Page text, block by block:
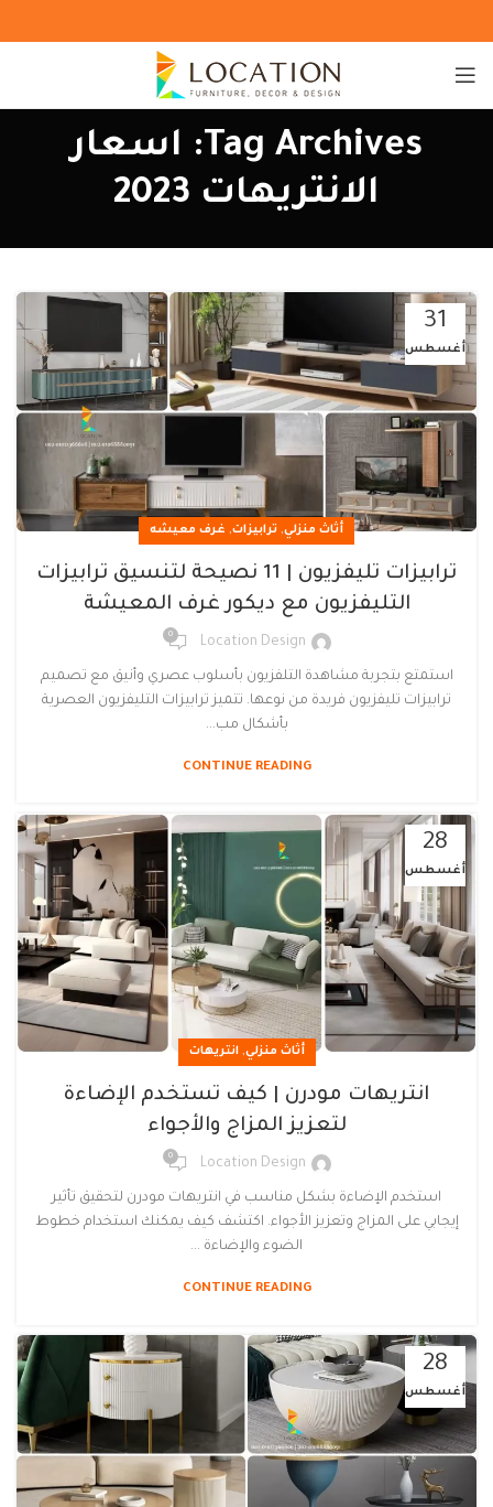
Tag Archives: اسعار
الانتريهات 2023
31
أغسطس
أثاث منزلي, ترابيزات, غرف معيشه
ترابيزات تليفزيون | 11 نصيحة لتنسيق ترابيزات
التليفزيون مع ديكور غرف المعيشة
Location Design
0
استمتع بتجربة مشاهدة التلفزيون بأسلوب عصري وأنيق مع تصميم
ترابيزات تليفزيون فريدة من نوعها. تتميز ترابيزات التليفزيون العصرية
بأشكال مب...
CONTINUE READING
28
أغسطس
أثاث منزلي,انتريهات
انتريهات مودرن | كيف تستخدم الإضاءة
لتعزيز المزاج والأجواء
Location Design
0
استخدم الإضاءة بشكل مناسب في انتريهات مودرن لتحقيق تأثير
إيجابي على المزاج وتعزيز الأجواء. اكتشف كيف يمكنك استخدام خطوط
الضوء والإضاءة ...
CONTINUE READING
28
أغسطس